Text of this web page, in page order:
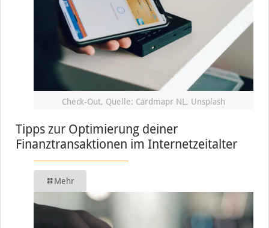
Check-Out, Quelle: Cardmapr NL, Unsplash
Tipps zur Optimierung deiner
Finanztransaktionen im Internetzeitalter
Mehr